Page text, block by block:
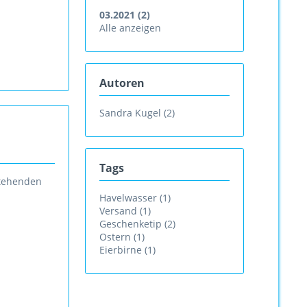
03.2021 (2)
Alle anzeigen
Autoren
Sandra Kugel (2)
Tags
Havelwasser (1)
Versand (1)
Geschenketip (2)
Ostern (1)
Eierbirne (1)